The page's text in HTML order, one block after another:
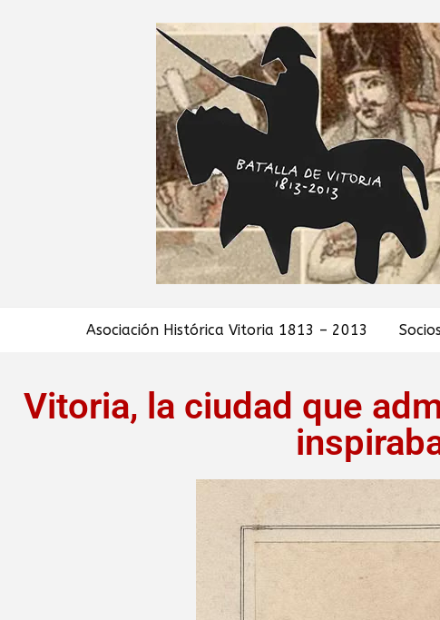
Asociación Histórica Vitoria 1813 – 2013 Socios
Vitoria, la ciudad que